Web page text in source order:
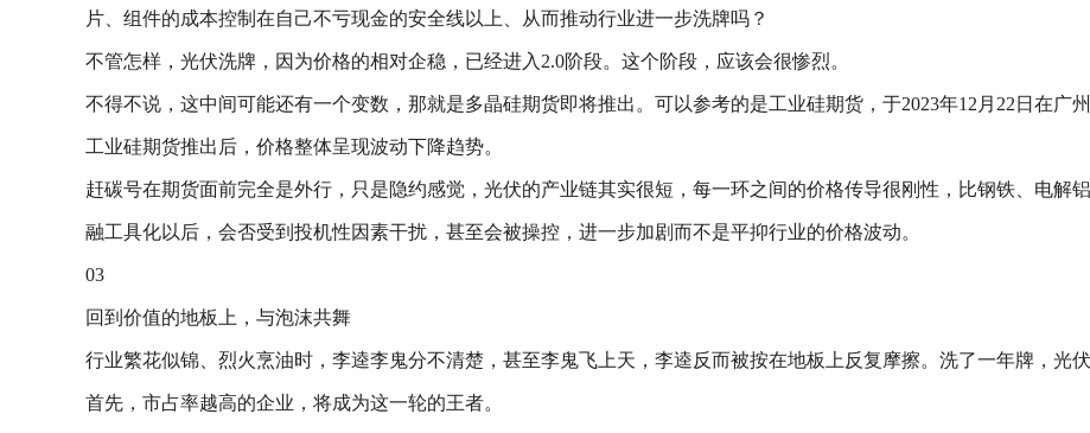
片、组件的成本控制在自己不亏现金的安全线以上、从而推动行业进一步洗牌吗？
不管怎样，光伏洗牌，因为价格的相对企稳，已经进入2.0阶段。这个阶段，应该会很惨烈。
不得不说，这中间可能还有一个变数，那就是多晶硅期货即将推出。可以参考的是工业硅期货，于2023年12月22日在广
工业硅期货推出后，价格整体呈现波动下降趋势。
赶碳号在期货面前完全是外行，只是隐约感觉，光伏的产业链其实很短，每一环之间的价格传导很刚性，比钢铁、电解
融工具化以后，会否受到投机性因素干扰，甚至会被操控，进一步加剧而不是平抑行业的价格波动。
03
回到价值的地板上，与泡沫共舞
行业繁花似锦、烈火烹油时，李逵李鬼分不清楚，甚至李鬼飞上天，李逵反而被按在地板上反复摩擦。洗了一年牌，光
首先，市占率越高的企业，将成为这一轮的王者。